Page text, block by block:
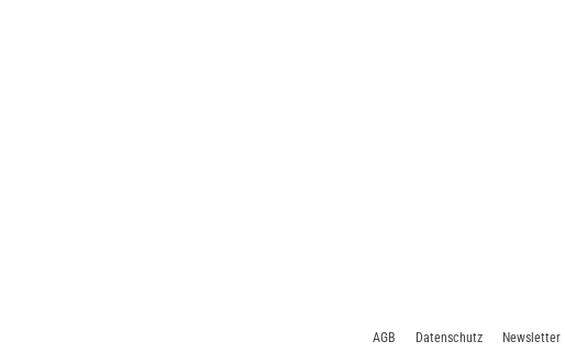
AGB Datenschutz Newsletter